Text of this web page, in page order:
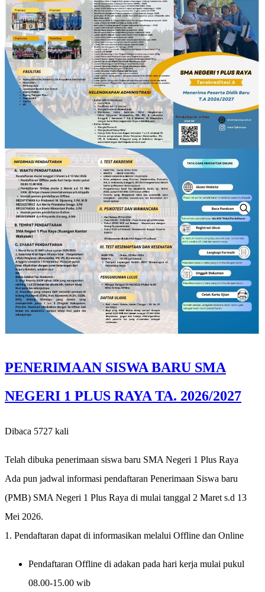
PENERIMAAN SISWA BARU SMA
NEGERI 1 PLUS RAYA TA. 2026/2027
Dibaca 5727 kali
Telah dibuka penerimaan siswa baru SMA Negeri 1 Plus Raya
Ada pun jadwal informasi pendaftaran Penerimaan Siswa baru
(PMB) SMA Negeri 1 Plus Raya di mulai tanggal 2 Maret s.d 13
Mei 2026.
1. Pendaftaran dapat di informasikan melalui Offline dan Online
Pendaftaran Offline di adakan pada hari kerja mulai pukul
08.00-15.00 wib